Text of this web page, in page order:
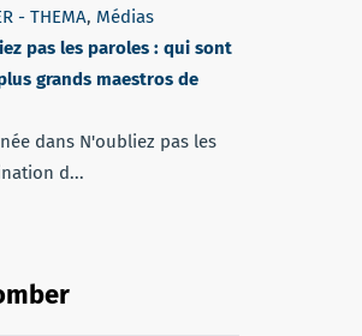
- THEMA, Médias
pas les paroles : qui sont
grands maestros de
dans N'oubliez pas les
d...